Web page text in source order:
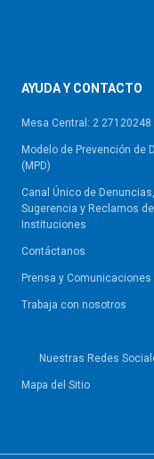
AYUDA Y CONTACTO
Mesa Central: 2 27120248
Modelo de Prevención de
(MPD)
Canal Único de Denuncias,
Sugerencia y Reclamos
Instituciones
Contáctanos
Prensa y Comunicaciones
Trabaja con nosotros
Nuestras Redes
Mapa del Sitio